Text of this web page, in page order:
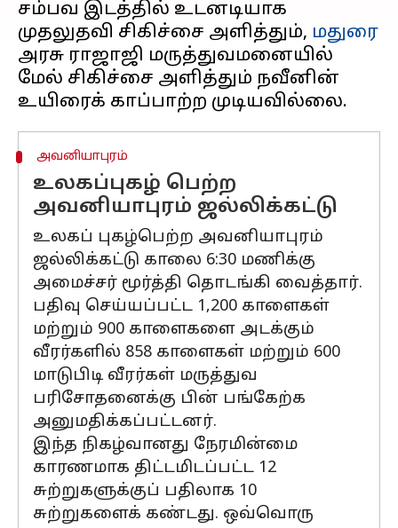
சம்பவ இடத்தில் உடனடியாக
முதலுதவி சிகிச்சை அளித்தும், மதுரை
அரசு ராஜாஜி மருத்துவமனையில்
மேல் சிகிச்சை அளித்தும் நவீனின்
அவனியாபுரம்
உலகப்புகழ் பெற்ற
அவனியாபுரம் ஜல்லிக்கட்டு
உலகப் புகழ்பெற்ற அவனியாபுரம்
ஜல்லிக்கட்டு காலை 6:30 மணிக்கு
அமைச்சர் மூர்த்தி தொடங்கி வைத்தார்.
பதிவு செய்யப்பட்ட 1,200 காளைகள்
மற்றும் 900 காளைகளை அடக்கும்
வீரர்களில் 858 காளைகள் மற்றும் 600
மாடுபிடி வீரர்கள் மருத்துவ
பரிசோதனைக்கு பின் பங்கேற்க
அனுமதிக்கப்பட்டனர்.
இந்த நிகழ்வானது நேரமின்மை
காரணமாக திட்டமிடப்பட்ட 12
சுற்றுகளுக்குப் பதிலாக 10
சுற்றுகளைக் கண்டது. ஒவ்வொரு